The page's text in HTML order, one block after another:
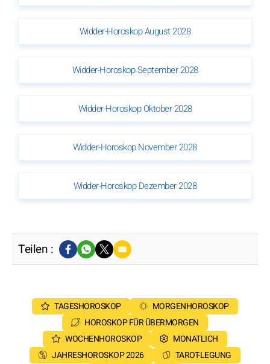
Widder-Horoskop August 2028
Widder-Horoskop September 2028
Widder-Horoskop Oktober 2028
Widder-Horoskop November 2028
Widder-Horoskop Dezember 2028
Teilen :
TAGESHOROSKOP
MORGENHOROSKOP
HOROSKOP FÜR ÜBERMORGEN
WOCHENHOROSKOP
MONATLICH
JAHRESHOROSKOP 2026
TAROT-LEGUNG